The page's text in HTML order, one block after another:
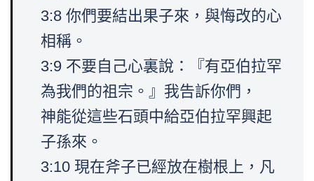
3:8 你們要結出果子來，與悔改的心
相稱。
3:9 不要自己心裏說：『有亞伯拉罕
為我們的祖宗。』我告訴你們，
神能從這些石頭中給亞伯拉罕興起
子孫來。
3:10 現在斧子已經放在樹根上，凡